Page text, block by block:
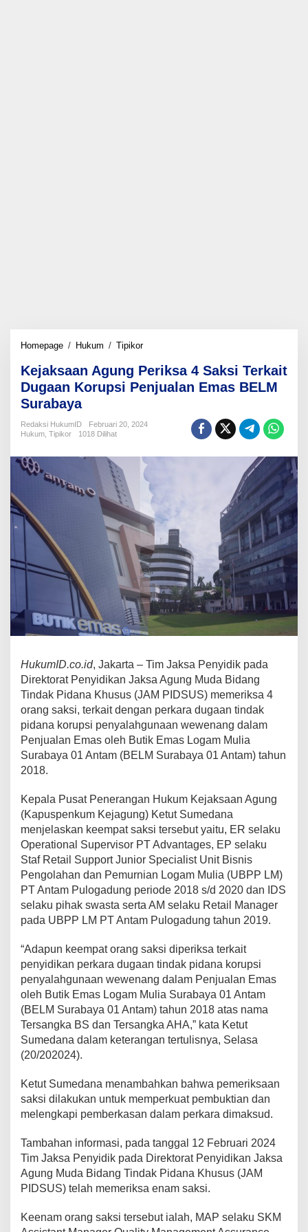
Homepage / Hukum / TipikorKejaksaan
Periksa
4
Saksi
Dugaan
Emas
BELM
Surabaya
Kejaksaan Agung Periksa 4 Saksi Terkait
Dugaan Korupsi Penjualan Emas BELM
Surabaya
Redaksi HukumID
Februari 20, 2024
Hukum Tipikor 1018 Dilihat
HukumID.co.id, Jakarta – Tim Jaksa Penyidik pada
Direktorat Penyidikan Jaksa Agung Muda Bidang
Tindak Pidana Khusus (JAM PIDSUS) memeriksa 4
orang saksi, terkait dengan perkara dugaan tindak
pidana korupsi penyalahgunaan wewenang dalam
Penjualan Emas oleh Butik Emas Logam Mulia
Surabaya 01 Antam (BELM Surabaya 01 Antam) tahun
2018.
Kepala Pusat Penerangan Hukum Kejaksaan Agung
(Kapuspenkum Kejagung) Ketut Sumedana
menjelaskan keempat saksi tersebut yaitu, ER selaku
Operational Supervisor PT Advantages, EP selaku
Staf Retail Support Junior Specialist Unit Bisnis
Pengolahan dan Pemurnian Logam Mulia (UBPP LM)
PT Antam Pulogadung periode 2018 s/d 2020 dan IDS
selaku pihak swasta serta AM selaku Retail Manager
pada UBPP LM PT Antam Pulogadung tahun 2019.
“Adapun keempat orang saksi diperiksa terkait
penyidikan perkara dugaan tindak pidana korupsi
penyalahgunaan wewenang dalam Penjualan Emas
oleh Butik Emas Logam Mulia Surabaya 01 Antam
(BELM Surabaya 01 Antam) tahun 2018 atas nama
Tersangka BS dan Tersangka AHA,” kata Ketut
Sumedana dalam keterangan tertulisnya, Selasa
(20/202024).
Ketut Sumedana menambahkan bahwa pemeriksaan
saksi dilakukan untuk memperkuat pembuktian dan
melengkapi pemberkasan dalam perkara dimaksud.
Tambahan informasi, pada tanggal 12 Februari 2024
Tim Jaksa Penyidik pada Direktorat Penyidikan Jaksa
Agung Muda Bidang Tindak Pidana Khusus (JAM
PIDSUS) telah memeriksa enam saksi.
Keenam orang saksi tersebut ialah, MAP selaku SKM